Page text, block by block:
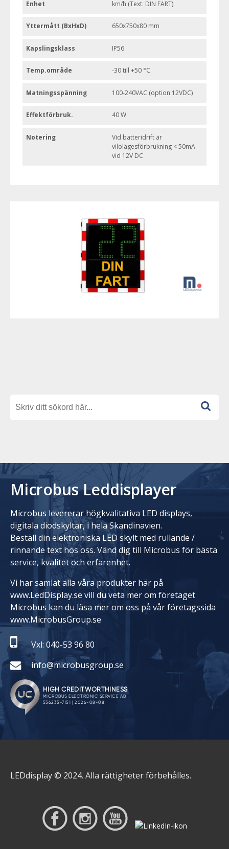
Enhet km/h (Text: DIN FART)
Yttermått (BxHxD) 650x750x80 mm
Kapslingsklass IP56
Temp.område -30 till +50 °C
Matningsspänning 100-240VAC (option 12VDC)
Effektförbruk. 40 W
Notering
Vid batteridrift är
vilolägesförbrukning < 50mA
vid 12V DC
Microbus Leddisplayer
Microbus levererar högkvalitativa LED displays,
digitala diodskyltar, i hela Skandinavien.
Beställ din elektroniska LED skylt med rullande /
rinnande text hos oss. Vänd dig till Microbus för bästa
service, kvalitet och erfarenhet.
Vi har samlat alla våra produkter här på
www.LedDisplay.se vill du veta mer om företaget
Microbus kan du läsa mer om oss på vår företagssida
www.MicrobusGroup.se
Vxl: 040-53 96 80
info@microbusgroup.se
LEDdisplay © 2024. Alla rättigheter förbehålles.